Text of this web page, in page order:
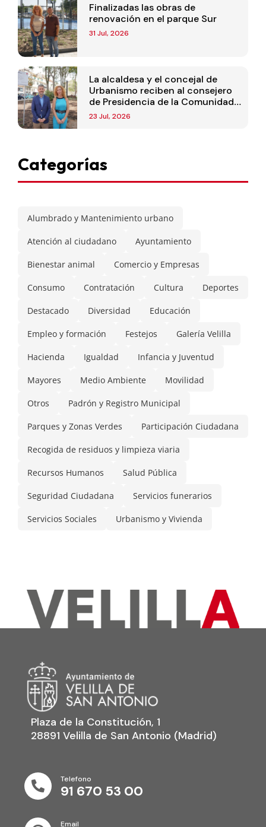
Finalizadas las obras de
renovación en el parque Sur
31 Jul, 2026
La alcaldesa y el concejal de
Urbanismo reciben al consejero
de Presidencia de la Comunidad
de Madrid
23 Jul, 2026
Categorías
Alumbrado y Mantenimiento urbano
Atención al ciudadano Ayuntamiento
Bienestar animal Comercio y Empresas
Consumo Contratación Cultura Deportes
Destacado Diversidad Educación
Empleo y formación Festejos Galería Velilla
Hacienda Igualdad Infancia y Juventud
Mayores Medio Ambiente Movilidad
Otros Padrón y Registro Municipal
Parques y Zonas Verdes Participación Ciudadana
Recogida de residuos y limpieza viaria
Recursos Humanos Salud Pública
Seguridad Ciudadana Servicios funerarios
Servicios Sociales Urbanismo y Vivienda
Plaza de la Constitución, 1
28891 Velilla de San Antonio (Madrid)

Telefono
91 670 53 00
Email